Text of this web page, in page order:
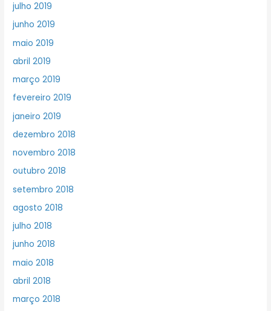
julho 2019
junho 2019
maio 2019
abril 2019
março 2019
fevereiro 2019
janeiro 2019
dezembro 2018
novembro 2018
outubro 2018
setembro 2018
agosto 2018
julho 2018
junho 2018
maio 2018
abril 2018
março 2018